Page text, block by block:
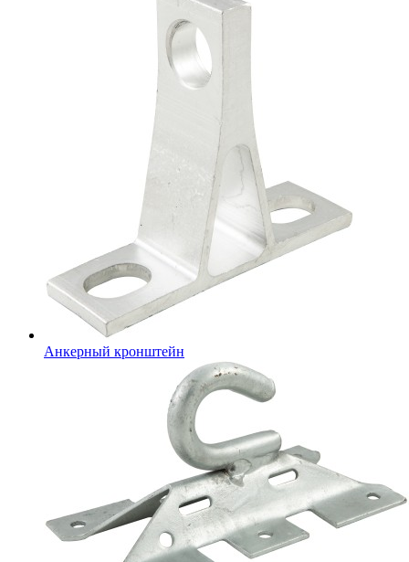
Анкерный кронштейн